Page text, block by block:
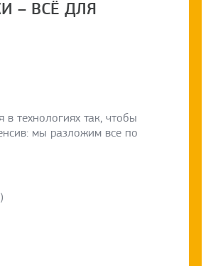
– ВСЁ ДЛЯ
в технологиях так, чтобы
мы разложим все по